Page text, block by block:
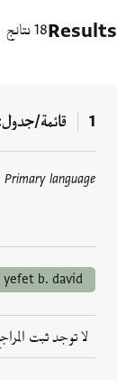
Results18 نتائج
1 قائمة/جدول
Primary language
العلامات
yefet b. david
لا توجد ثبت